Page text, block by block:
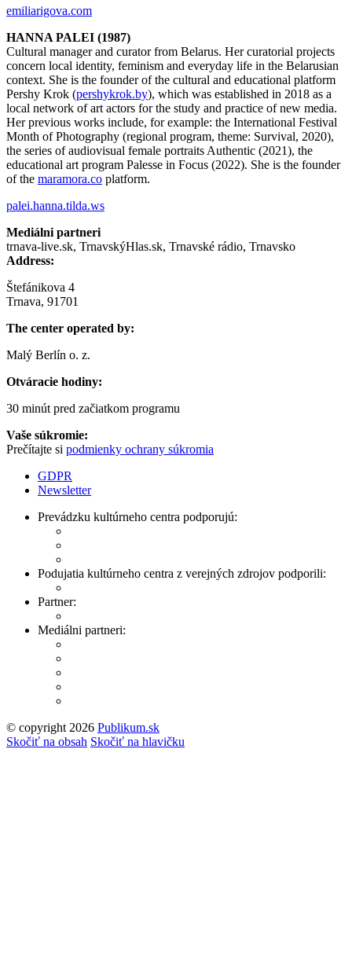
emiliarigova.com
HANNA PALEI (1987)
Cultural manager and curator from Belarus. Her curatorial projects
concern local identity, feminism and everyday life in the Belarusian
context. She is the founder of the cultural and educational platform
Pershy Krok (pershykrok.by), which was established in 2018 as a
local network of art actors for the study and practice of new media.
Her previous works include, for example: the International Festival
Month of Photography (regional program, theme: Survival, 2020),
the series of audiovisual female portraits Authentic (2021), the
educational art program Palesse in Focus (2022). She is the founder
of the maramora.co platform.
palei.hanna.tilda.ws
Mediálni partneri
trnava-live.sk, TrnavskýHlas.sk, Trnavské rádio, Trnavsko
Address:
Štefánikova 4
Trnava, 91701
The center operated by:
Malý Berlín o. z.
Otváracie hodiny:
30 minút pred začiatkom programu
Vaše súkromie:
Prečítajte si podmienky ochrany súkromia
GDPR
Newsletter
Prevádzku kultúrneho centra podporujú:
Podujatia kultúrneho centra z verejných zdrojov podporili:
Partner:
Mediálni partneri:
© copyright 2026 Publikum.sk
Tvorba stránok: Enjoy
Skočiť na obsah Skočiť na hlavičku